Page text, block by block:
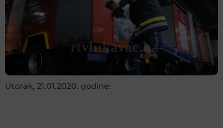
Utorak, 21.01.2020. godine: